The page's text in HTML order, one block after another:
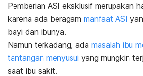
Pemberian ASI eksklusif merupakan
karena ada beragam manfaat ASI
bayi dan ibunya.
Namun terkadang, ada masalah ibu
tantangan menyusui yang mungkin
saat ibu sakit.